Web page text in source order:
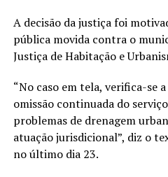
A decisão da justiça foi
pública movida contra o
Justiça de Habitação e
“No caso em tela, verifica-se
omissão continuada do
problemas de drenagem
atuação jurisdicional”, diz o
no último dia 23.